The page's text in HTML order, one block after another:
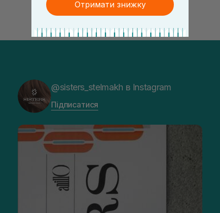
@sisters_stelmakh в Instagram
Підписатися
Отримати знижку